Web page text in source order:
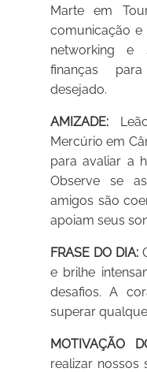
Marte em
comunicação e
networking e
finanças
desejado.
AMIZADE:
Mercúrio em
para avaliar a
Observe se
amigos são
apoiam seus
FRASE DO DIA:
e brilhe
desafios. A
superar
MOTIVAÇÃO
realizar nossos